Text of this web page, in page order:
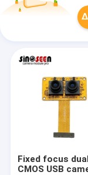
Fixed focus
CMOS USB